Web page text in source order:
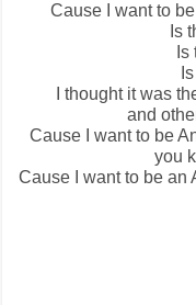
Cause I want to
Is
I thought it was
and
Cause I want to be
you
Cause I want to be an